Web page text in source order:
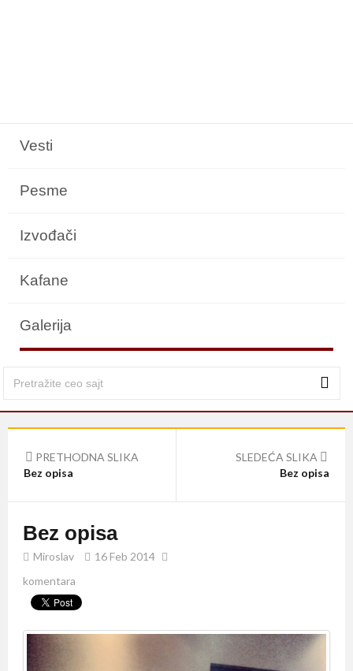
Vesti
Pesme
Izvođači
Kafane
Galerija
PRETHODNA SLIKA
Bez opisa
SLEDEĆA SLIKA
Bez opisa
Bez opisa
Miroslav
16 Feb 2014
komentara